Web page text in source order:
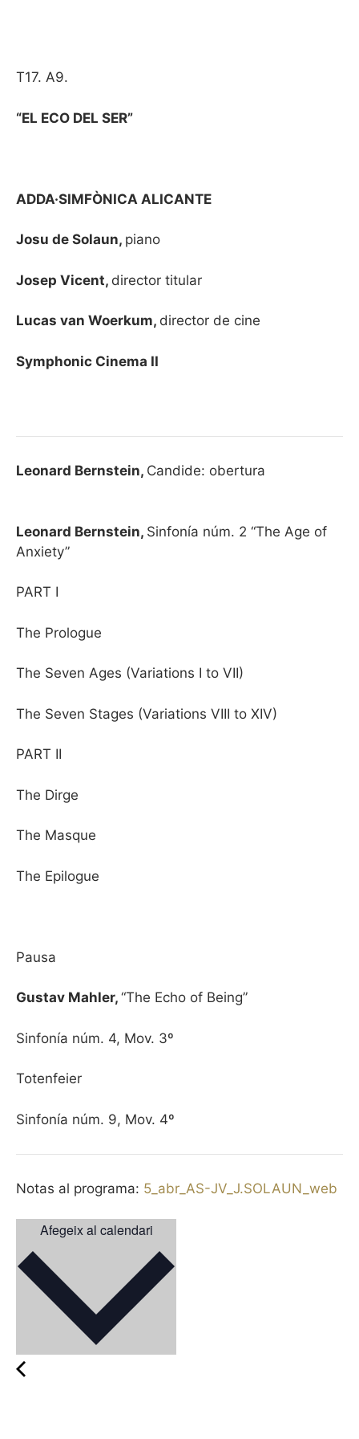
T17. A9.
“EL ECO DEL SER”
ADDA·SIMFÒNICA ALICANTE
Josu de Solaun, piano
Josep Vicent, director titular
Lucas van Woerkum, director de cine
Symphonic Cinema II
Leonard Bernstein, Candide: obertura
Leonard Bernstein, Sinfonía núm. 2 “The Age of
Anxiety”
PART I
The Prologue
The Seven Ages (Variations I to VII)
The Seven Stages (Variations VIII to XIV)
PART II
The Dirge
The Masque
The Epilogue
Pausa
Gustav Mahler, “The Echo of Being”
Sinfonía núm. 4, Mov. 3º
Totenfeier
Sinfonía núm. 9, Mov. 4º
Notas al programa: 5_abr_AS-JV_J.SOLAUN_web